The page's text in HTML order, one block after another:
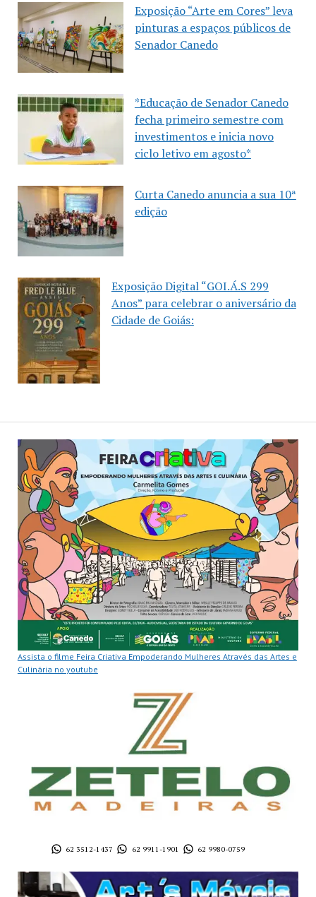
Exposição “Arte em Cores” leva
pinturas a espaços públicos de
Senador Canedo
*Educação de Senador Canedo
fecha primeiro semestre com
investimentos e inicia novo
ciclo letivo em agosto*
Curta Canedo anuncia a sua 10ª
edição
Exposição Digital “GOI.Á.S 299
Anos” para celebrar o aniversário da
Cidade de Goiás:
Assista o filme Feira Criativa Empoderando Mulheres Através das Artes e
Culinária no youtube
62 3512-1437 62 9911-1901 62 9980-0759